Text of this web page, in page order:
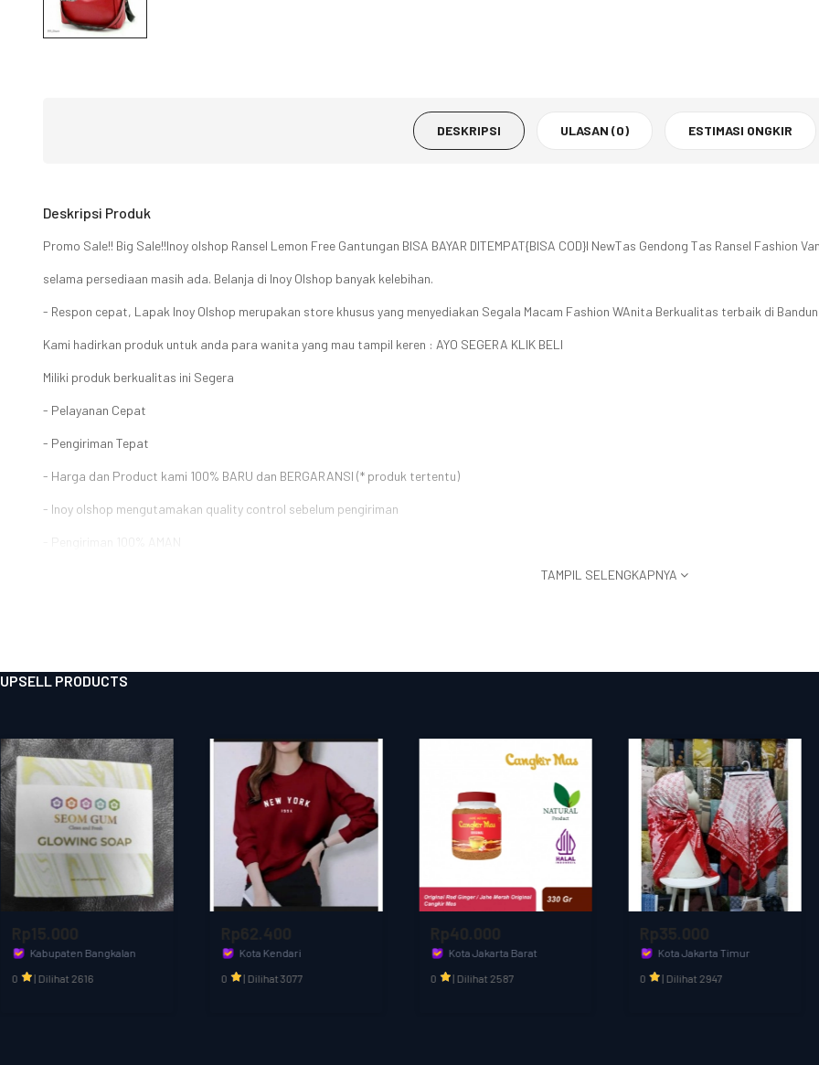
DESKRIPSI ULASAN (0) ESTIMASI ONGKIR
Deskripsi Produk
Promo Sale!! Big Sale!!Inoy olshop Ransel Lemon Free Gantungan BISA BAYAR DITEMPAT{BISA COD}l NewTas Gendong Tas Ransel Fashion
selama persediaan masih ada. Belanja di Inoy Olshop banyak kelebihan.
- Respon cepat, Lapak Inoy Olshop merupakan store khusus yang menyediakan Segala Macam Fashion WAnita Berkualitas terbaik di
Kami hadirkan produk untuk anda para wanita yang mau tampil keren : AYO SEGERA KLIK BELI
Miliki produk berkualitas ini Segera
- Pelayanan Cepat
- Pengiriman Tepat
- Harga dan Product kami 100% BARU dan BERGARANSI (* produk tertentu)
- Inoy olshop mengutamakan quality control sebelum pengiriman
TAMPIL SELENGKAPNYA
UPSELL PRODUCTS
Rp62.400
Kota Kendari
0 |Dilihat 3077
Rp40.000
Kota Jakarta Barat
0 |Dilihat 2587
Rp35.000
Kota Jakarta Timur
0 |Dilihat 2947
Rp25.000
Kabupaten Bandung Barat
0 |Dilihat 2217